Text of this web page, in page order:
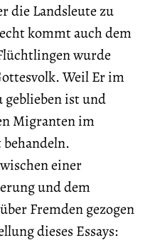
die Landsleute zu
kommt auch dem
wurde
Weil Er im
ist und
Migranten im
einer
und dem
Fremden gezogen
dieses Essays: